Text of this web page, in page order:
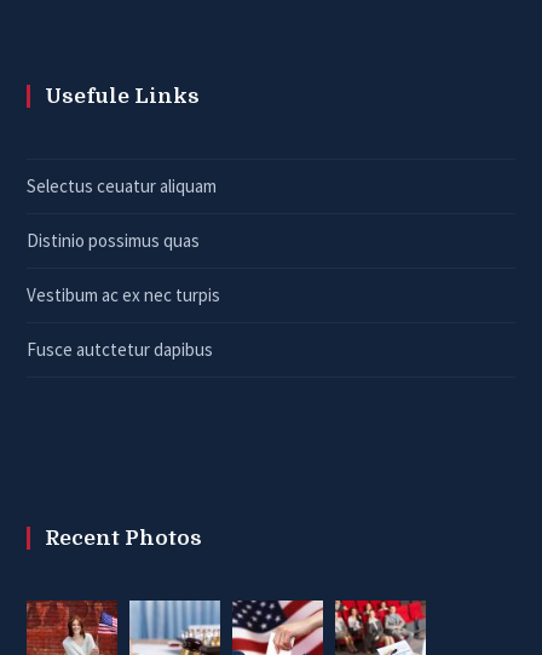
Usefule Links
Selectus ceuatur aliquam
Distinio possimus quas
Vestibum ac ex nec turpis
Fusce autctetur dapibus
Recent Photos